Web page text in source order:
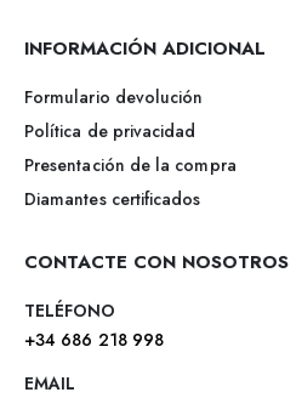
INFORMACIÓN ADICIONAL
Formulario devolución
Política de privacidad
Presentación de la compra
Diamantes certificados
CONTACTE CON NOSOTROS
TELÉFONO
+34 686 218 998
EMAIL